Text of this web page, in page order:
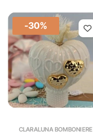
-30%
CLARALUNA BOMBONIERE